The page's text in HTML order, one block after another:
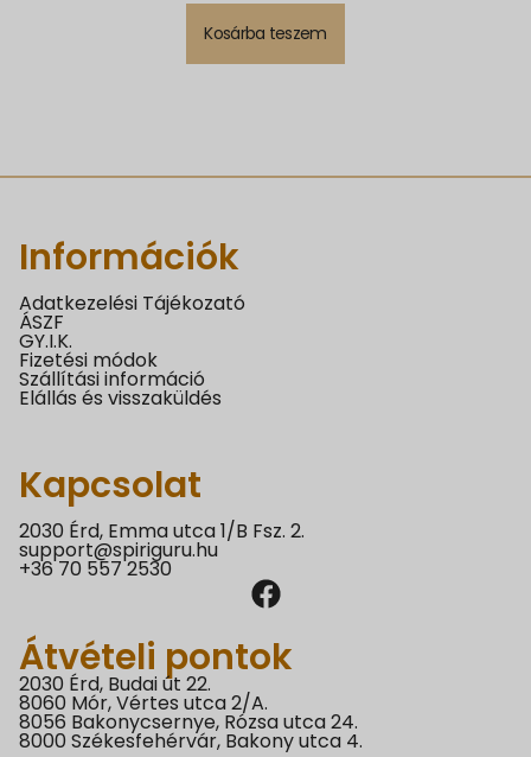
Kosárba teszem
Információk
Adatkezelési Tájékozató
ÁSZF
GY.I.K.
Fizetési módok
Szállítási információ
Elállás és visszaküldés
Kapcsolat
2030 Érd, Emma utca 1/B Fsz. 2.
support@spiriguru.hu
+36 70 557 2530
Átvételi pontok
2030 Érd, Budai út 22.
8060 Mór, Vértes utca 2/A.
8056 Bakonycsernye, Rózsa utca 24.
8000 Székesfehérvár, Bakony utca 4.